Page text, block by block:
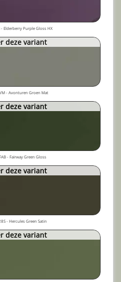
Elderberry Purple Gloss HX
deze variant
- Avonturen Groen Mat
deze variant
- Fairway Green Gloss
deze variant
- Hercules Green Satin
deze variant